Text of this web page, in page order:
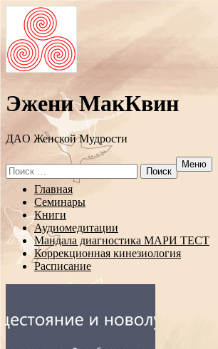
Эжени МакКвин
ДAO Женской Мудрости
Search
for:
Меню
Перейти
содержанию
Главная
Семинары
Книги
Аудиомедитации
Мандала диагностика МАРИ ТЕСТ
Коррекционная кинезиология
Расписание